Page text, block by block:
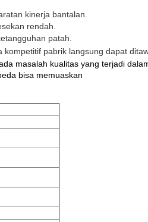
kinerja bantalan.
rendah.
patah.
kompetitif pabrik langsung dapat
masalah kualitas yang terjadi
bisa memuaskan